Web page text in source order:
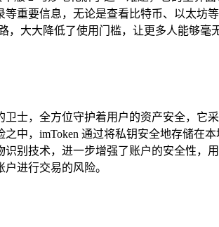
重要信息，无论是查看比特币、以太坊
，大大降低了使用门槛，让更多人能够毫
士，全方位守护着用户的资产安全，它采
中，imToken 通过将私钥安全地存储在
别技术，进一步增强了账户的安全性，
进行交易的风险。